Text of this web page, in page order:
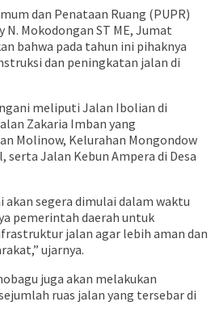
dan Penataan Ruang (PUPR)
Mokodongan ST ME, Jumat
bahwa pada tahun ini pihaknya
dan peningkatan jalan di
meliputi Jalan Ibolian di
Zakaria Imban yang
Molinow, Kelurahan Mongondow
serta Jalan Kebun Ampera di Desa
akan segera dimulai dalam waktu
pemerintah daerah untuk
jalan agar lebih aman dan
ujarnya.
juga akan melakukan
ruas jalan yang tersebar di